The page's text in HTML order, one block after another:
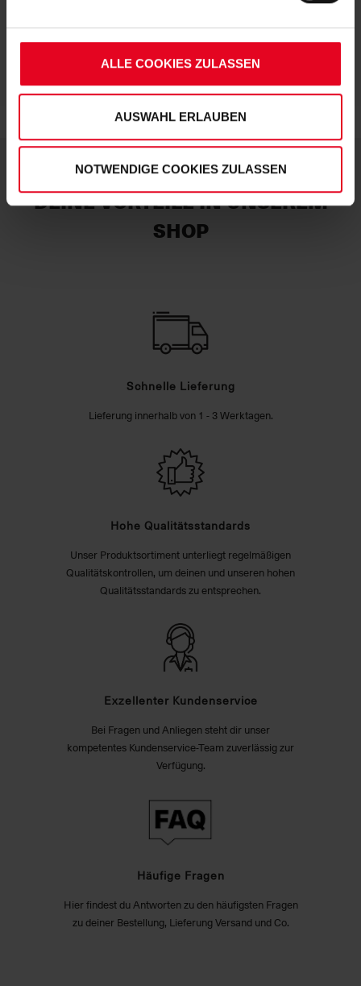
unbedingt erforderliche Cookies eingesetzt. Ihre etwaig
Weitere Informationen entnehmen Sie bitte
unsererDatenschutzerklärungund
Impressum."
ALLE COOKIES ZULASSEN
AUSWAHL ERLAUBEN
NOTWENDIGE COOKIES ZULASSEN
DEINE VORTEILE IN UNSEREM
SHOP
Schnelle Lieferung
Lieferung innerhalb von 1 - 3 Werktagen.
Hohe Qualitätsstandards
Unser Produktsortiment unterliegt regelmäßigen
Qualitätskontrollen, um deinen und unseren hohen
Qualitätsstandards zu entsprechen.
Exzellenter Kundenservice
Bei Fragen und Anliegen steht dir unser
kompetentes Kundenservice-Team zuverlässig zur
Verfügung.
Häufige Fragen
Hier findest du Antworten zu den häufigsten Fragen
zu deiner Bestellung, Lieferung Versand und Co.